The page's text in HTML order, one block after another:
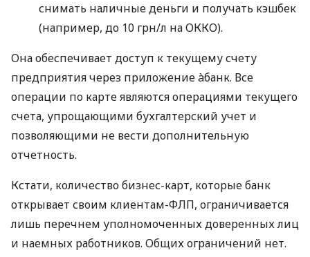
снимать наличные деньги и получать кэшбек
(например, до 10 грн/л на ОККО).
Она обеспечивает доступ к текущему счету
предприятия через приложение àбанк. Все
операции по карте являются операциями текущего
счета, упрощающими бухгалтерский учет и
позволяющими не вести дополнительную
отчетность.
Кстати, количество бизнес-карт, которые банк
открывает своим клиентам-ФЛП, ограничивается
лишь перечнем уполномоченных доверенных лиц
и наемных работников. Общих ограничений нет.